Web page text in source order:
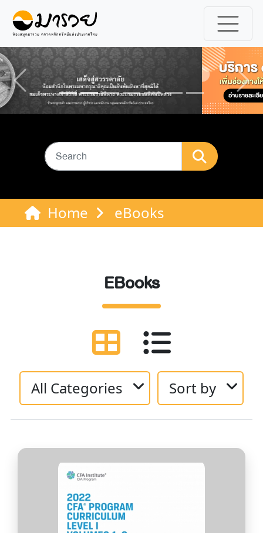
Previous
Home eBooks
EBooks
All Categories Sort by